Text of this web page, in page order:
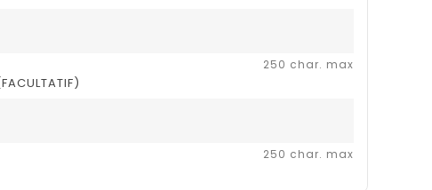
250 char. max
250 char. max